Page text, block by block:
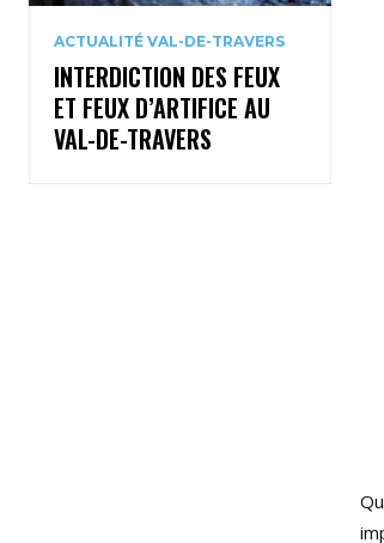
ACTUALITÉ VAL-DE-TRAVERS
INTERDICTION DES FEUX
ET FEUX D’ARTIFICE AU
VAL-DE-TRAVERS